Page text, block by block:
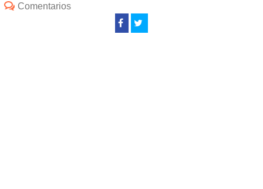
Comentarios